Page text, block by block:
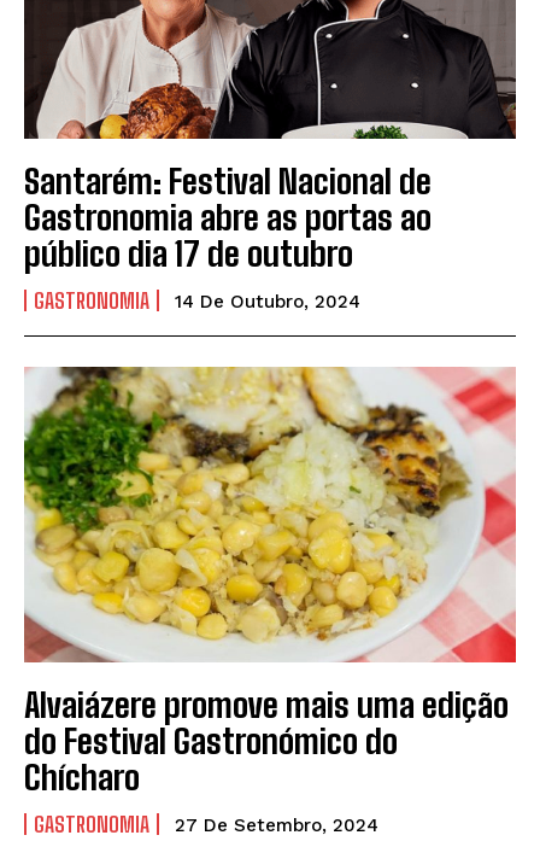
Santarém: Festival Nacional de
Gastronomia abre as portas ao
público dia 17 de outubro
GASTRONOMIA 14 De Outubro, 2024
Alvaiázere promove mais uma edição
do Festival Gastronómico do
Chícharo
GASTRONOMIA 27 De Setembro, 2024